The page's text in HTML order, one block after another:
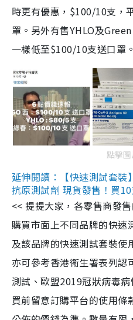
時更有優惠，$100/10支，
罩。另外有售YHLO及
一樣低至$100/10支送口罩。
點擊
延伸閱讀：【快速測試套
抗原測試劑 現貨發售！買
<< 提提大家，各零售商發
購買市面上不同品牌的快速
及該品牌的快速測試套裝使
亦可參考香港衞生署表列
測試、歐盟2019冠狀病毒
買前留意訂購平台的使用條